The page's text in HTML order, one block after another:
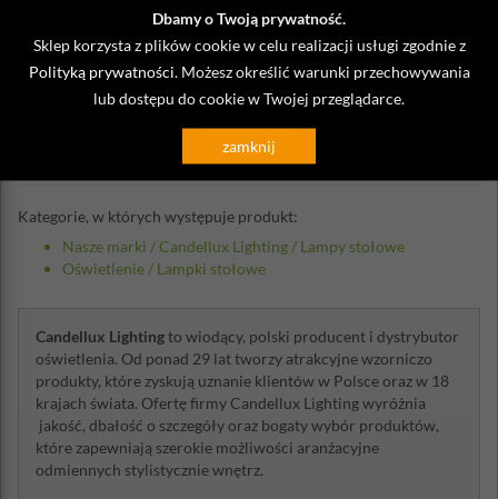
Dbamy o Twoją prywatność.
Sklep korzysta z plików cookie w celu realizacji usługi zgodnie z
Polityką prywatności . Możesz określić warunki przechowywania
lub dostępu do cookie w Twojej przeglądarce.
zamknij
Opinie o Duża lampa stołowa na trzy
żarówki, srebrny abażur Solo Candellux
Kategorie, w których występuje produkt:
Nasze marki /Candellux Lighting / Lampy stołowe
Oświetlenie / Lampki stołowe
Candellux Lightingto wiodący, polski producent i dystrybutor
oświetlenia. Od ponad 29 lat tworzy atrakcyjne wzorniczo
produkty, które zyskują uznanie klientów w Polsce oraz w 18
krajach świata. Ofertę firmy Candellux Lighting wyróżnia
jakość, dbałość o szczegóły oraz bogaty wybór produktów,
które zapewniają szerokie możliwości aranżacyjne
odmiennych stylistycznie wnętrz.